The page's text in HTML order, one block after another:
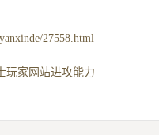
27558.html
玩家网站进攻能力